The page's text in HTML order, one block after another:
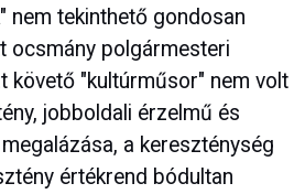
nem tekinthető gondosan
ocsmány polgármesteri
követő "kultúrműsor" nem volt
jobboldali érzelmű és
a kereszténység
értékrend bódultan